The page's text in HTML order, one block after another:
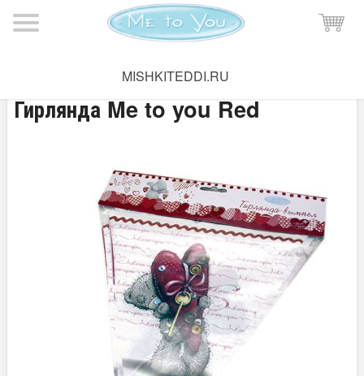
MISHKITEDDI.RU
Гирлянда Me to you Red